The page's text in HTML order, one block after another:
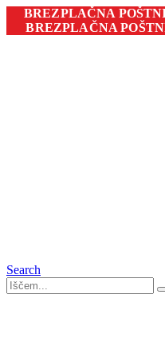
BREZPLAČNA
BREZPLAČNA
Search